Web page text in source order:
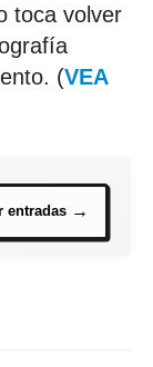
toca volver
(VEA